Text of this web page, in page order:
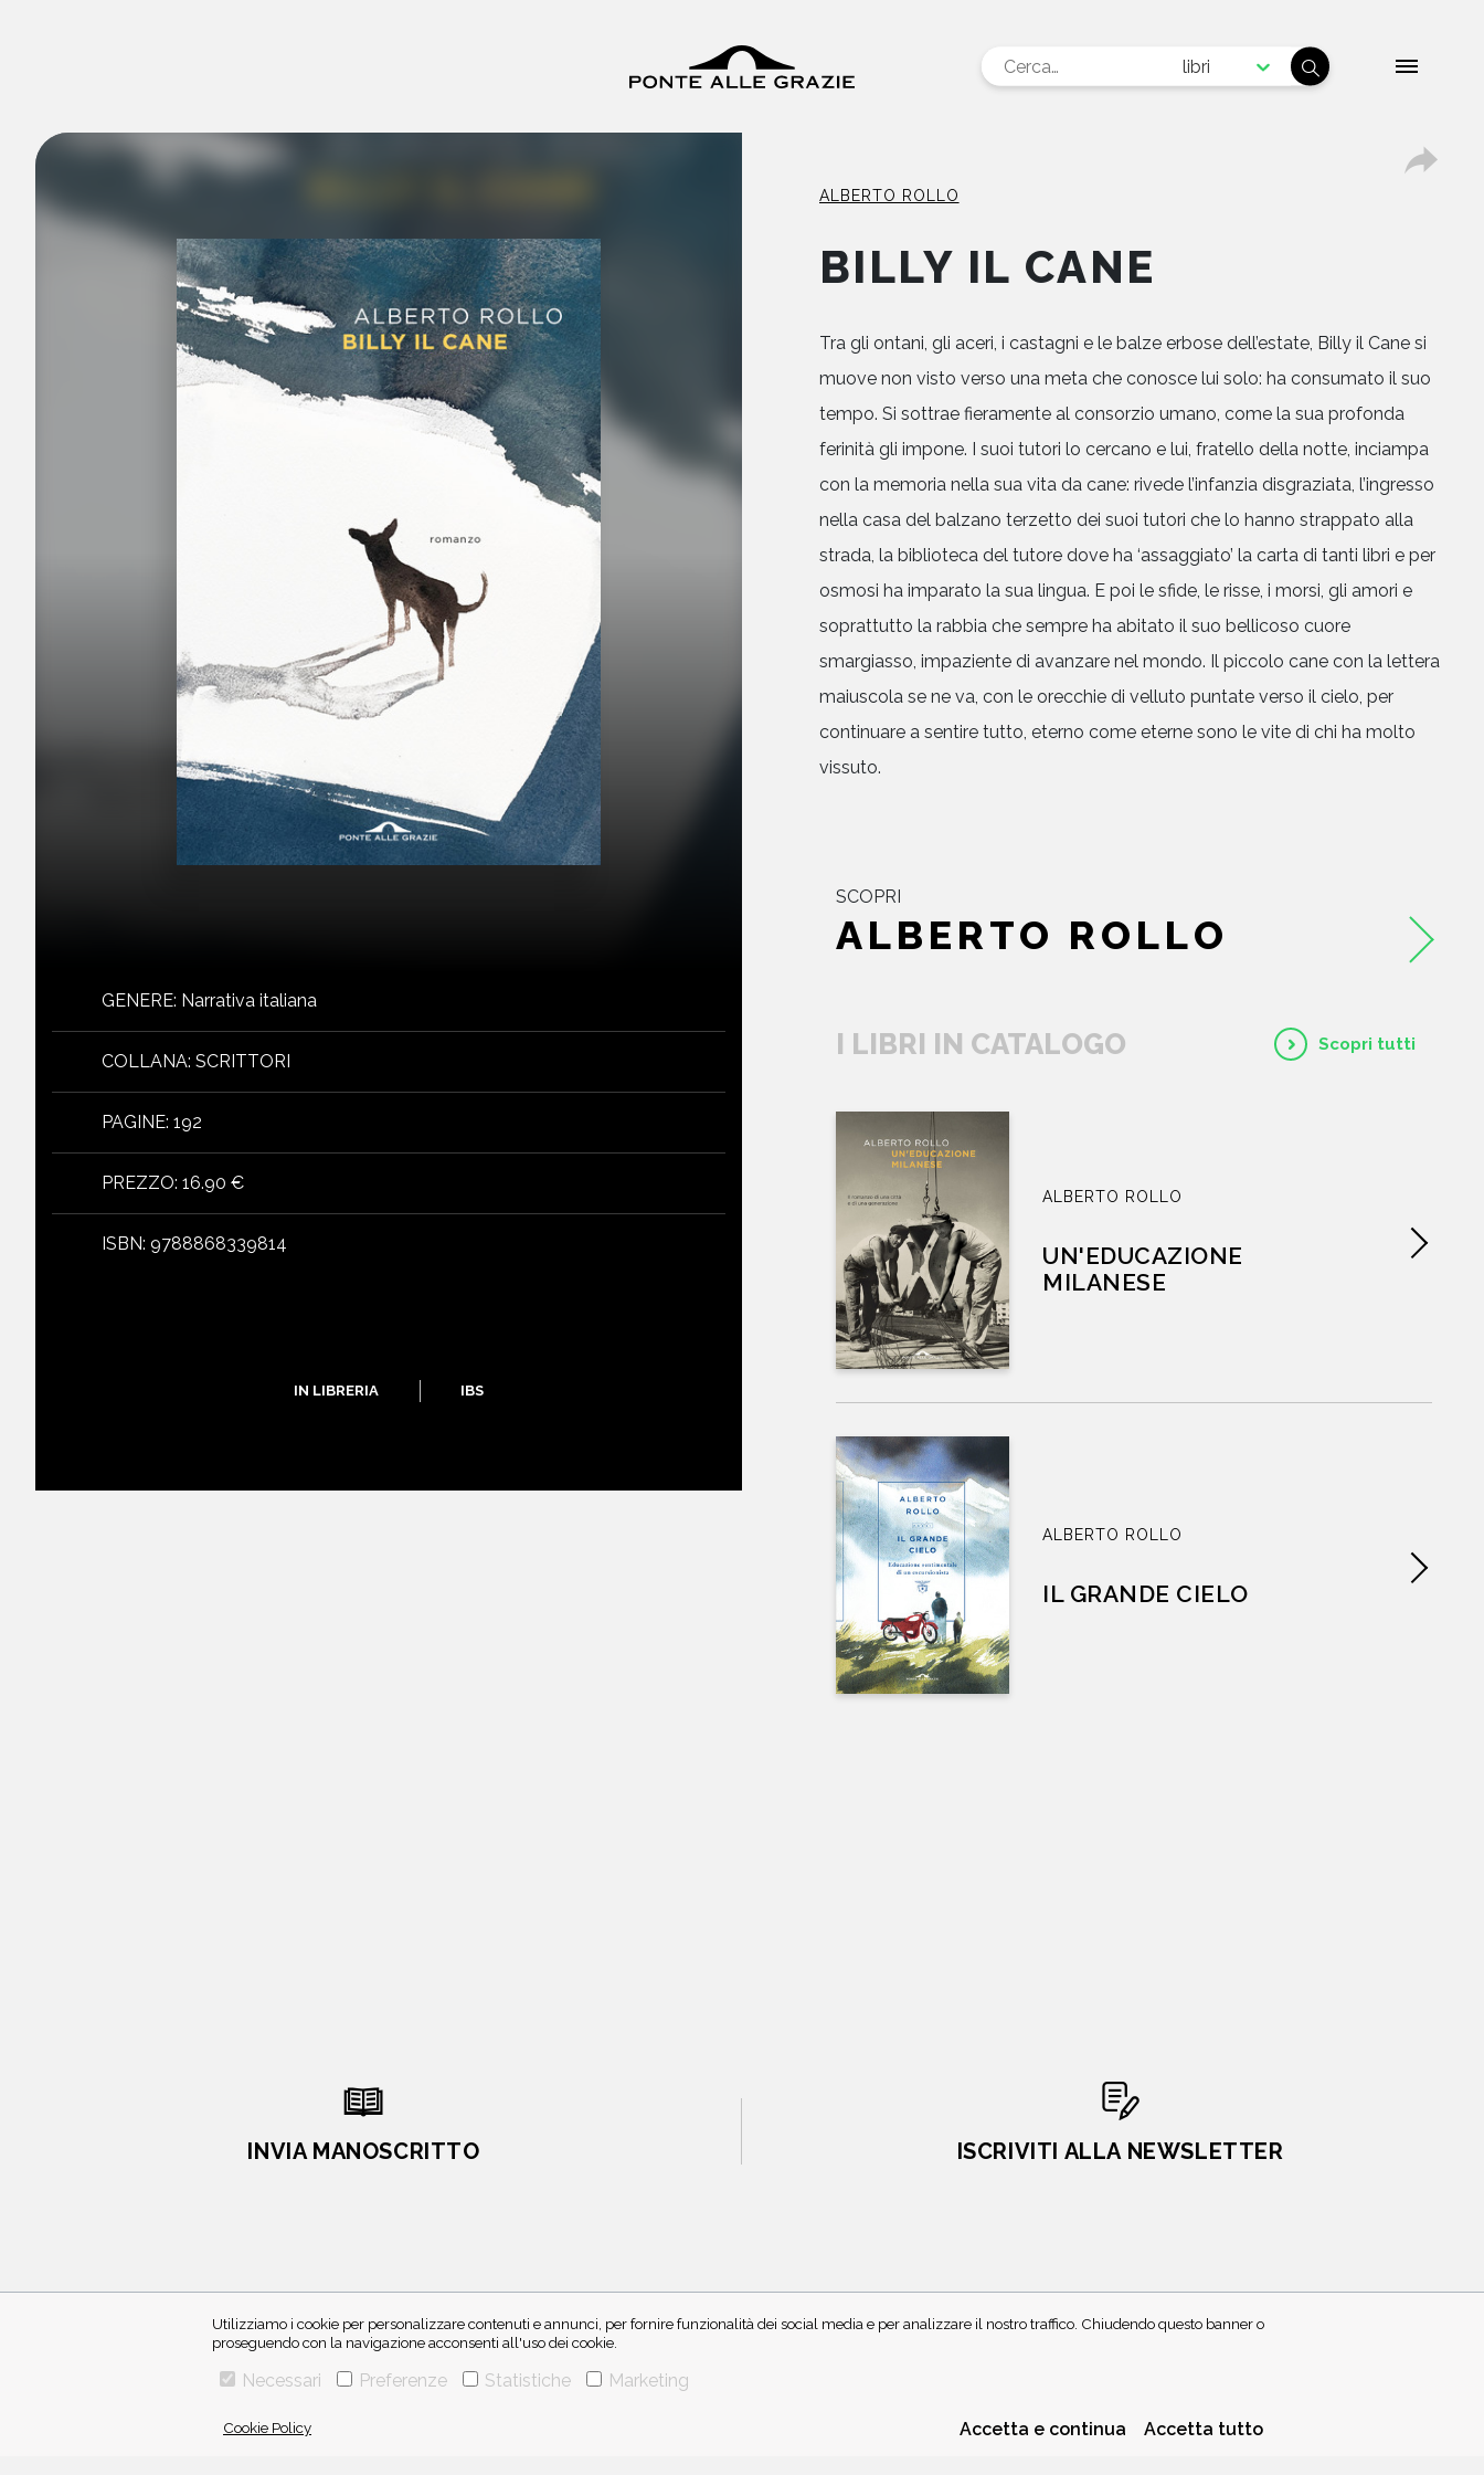
libri
CHI SIAMO
AUTORI
EVENTI
CONTATTI
GENERE: Narrativa italiana
COLLANA: SCRITTORI
PAGINE: 192
PREZZO: 16.90 €
ISBN: 9788868339814
IN LIBRERIA IBS
ALBERTO ROLLO
BILLY IL CANE
Tra gli ontani, gli aceri, i castagni e le balze erbose dell’estate, Billy il Cane si
muove non visto verso una meta che conosce lui solo: ha consumato il suo
tempo. Si sottrae fieramente al consorzio umano, come la sua profonda
ferinità gli impone. I suoi tutori lo cercano e lui, fratello della notte, inciampa
con la memoria nella sua vita da cane: rivede l’infanzia disgraziata, l’ingresso
nella casa del balzano terzetto dei suoi tutori che lo hanno strappato alla
strada, la biblioteca del tutore dove ha ‘assaggiato’ la carta di tanti libri e per
osmosi ha imparato la sua lingua. E poi le sfide, le risse, i morsi, gli amori e
soprattutto la rabbia che sempre ha abitato il suo bellicoso cuore
smargiasso, impaziente di avanzare nel mondo. Il piccolo cane con la lettera
maiuscola se ne va, con le orecchie di velluto puntate verso il cielo, per
continuare a sentire tutto, eterno come eterne sono le vite di chi ha molto
vissuto.
SCOPRI
ALBERTO ROLLO
I LIBRI IN CATALOGO Scopri tutti
ALBERTO ROLLO
UN'EDUCAZIONE
MILANESE
ALBERTO ROLLO
IL GRANDE CIELO
Utilizziamo i cookie per personalizzare contenuti e annunci, per fornire funzionalità dei social media e per analizzare il nostro traffico. Chiudendo questo banner o
proseguendo con la navigazione acconsenti all'uso dei cookie.
Necessari Preferenze Statistiche Marketing
Cookie Policy Accetta e continua Accetta tutto
INVIA MANOSCRITTO ISCRIVITI ALLA NEWSLETTER
VIA GHERARDINI 10 - 20145 MILANO